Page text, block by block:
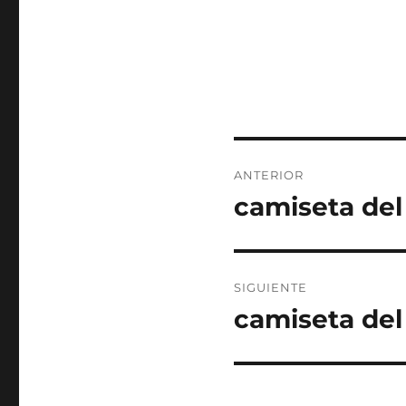
de
ANTERIOR
Entrada
camiseta
SIGUIENTE
Entrada
camiseta